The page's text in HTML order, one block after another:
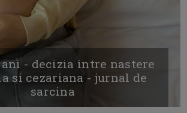
ani - decizia intre nastere
si cezariana - jurnal de
sarcina